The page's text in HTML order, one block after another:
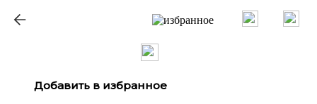
Добавить в избранное